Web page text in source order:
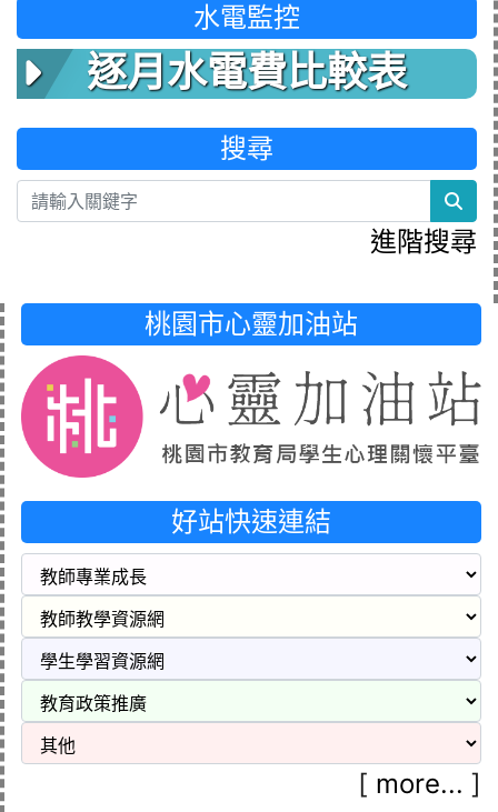
水電監控
逐月水電費比較表
搜尋
進階搜尋
桃園市心靈加油站
好站快速連結
[ more... ]